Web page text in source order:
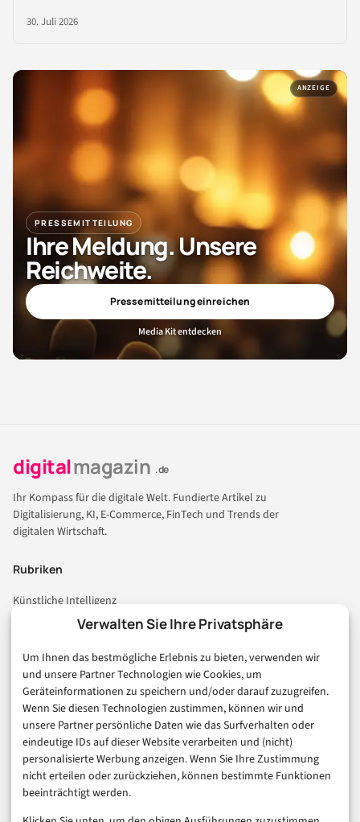
Verwalten Sie Ihre Privatsphäre
Um Ihnen das bestmögliche Erlebnis zu bieten, verwenden wir
und unsere Partner Technologien wie Cookies, um
Geräteinformationen zu speichern und/oder darauf zuzugreifen.
Wenn Sie diesen Technologien zustimmen, können wir und
unsere Partner persönliche Daten wie das Surfverhalten oder
eindeutige IDs auf dieser Website verarbeiten und (nicht)
personalisierte Werbung anzeigen. Wenn Sie Ihre Zustimmung
nicht erteilen oder zurückziehen, können bestimmte Funktionen
beeinträchtigt werden.
30. Juli 2026
ANZEIGE
PRESSEMITTEILUNG
Ihre Meldung. Unsere
Reichweite.
Pressemitteilung einreichen
Media Kit entdecken
digitalmagazin .de
Ihr Kompass für die digitale Welt. Fundierte Artikel zu
Digitalisierung, KI, E-Commerce, FinTech und Trends der
digitalen Wirtschaft.
Rubriken
Künstliche Intelligenz
Technologie & IT
Consumer & Digital Life
Marketing
Finanzen & FinTech
Business & Karriere
Sicherheit & Recht
Digitalisierung
Marketing